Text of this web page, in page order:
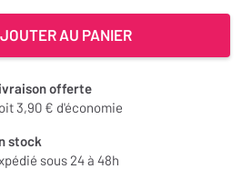
AU PANIER
offerte
3,90 € d'économie
stock
sous 24 à 48h